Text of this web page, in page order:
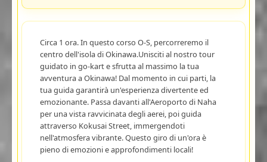
Circa 1 ora. In questo corso O-S, percorreremo il
centro dell'isola di Okinawa.Unisciti al nostro tour
guidato in go-kart e sfrutta al massimo la tua
avventura a Okinawa! Dal momento in cui parti, la
tua guida garantirà un'esperienza divertente ed
emozionante. Passa davanti all'Aeroporto di Naha
per una vista ravvicinata degli aerei, poi guida
attraverso Kokusai Street, immergendoti
nell'atmosfera vibrante. Questo giro di un'ora è
pieno di emozioni e approfondimenti locali!